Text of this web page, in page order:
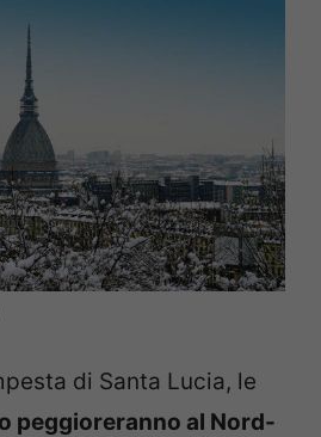
di Santa Lucia, le
peggioreranno al Nord-